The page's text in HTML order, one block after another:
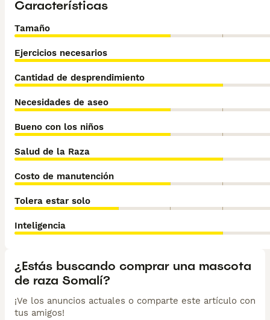
Características
Tamaño
Ejercicios necesarios
Cantidad de desprendimiento
Necesidades de aseo
Bueno con los niños
Salud de la Raza
Costo de manutención
Tolera estar solo
Inteligencia
¿Estás buscando comprar una mascota
de raza Somalí?
¡Ve los anuncios actuales o comparte este artículo con
tus amigos!